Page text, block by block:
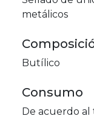
metálicos
Butílico
Consumo
De acuerdo